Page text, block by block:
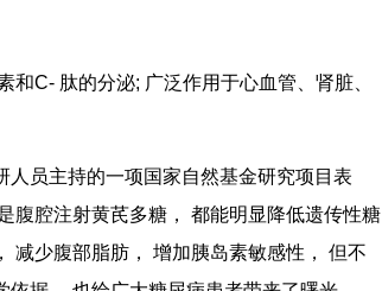
C- 肽的分泌; 广泛作用于心血管、肾脏、
员主持的一项国家自然基金研究项目表
腹腔注射黄芪多糖， 都能明显降低遗传性糖
减少腹部脂肪， 增加胰岛素敏感性， 但不